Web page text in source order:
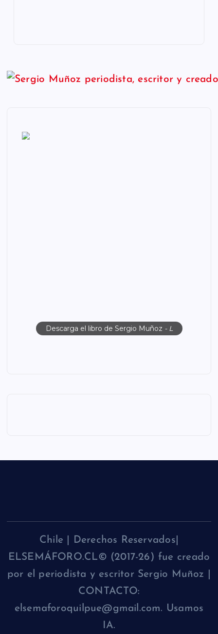
Descarga el libro de Sergio Muñoz - L
Chile | Derechos Reservados|
ELSEMÁFORO.CL© (2017-26) fue creado
por el periodista y escritor Sergio Muñoz |
CONTACTO:
elsemaforoquilpue@gmail.com. Usamos
IA.